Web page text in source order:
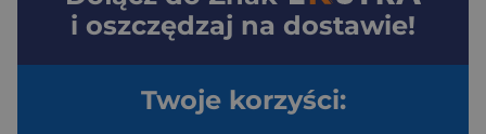
i oszczędzaj na dostawie!
Twoje korzyści: